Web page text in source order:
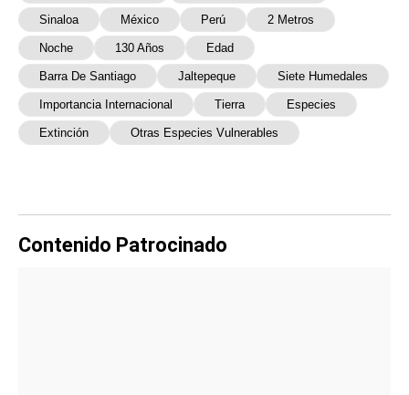
Sinaloa México Perú 2 Metros
Noche 130 Años Edad
Barra De Santiago Jaltepeque Siete Humedales
Importancia Internacional Tierra Especies
Extinción Otras Especies Vulnerables
Contenido Patrocinado